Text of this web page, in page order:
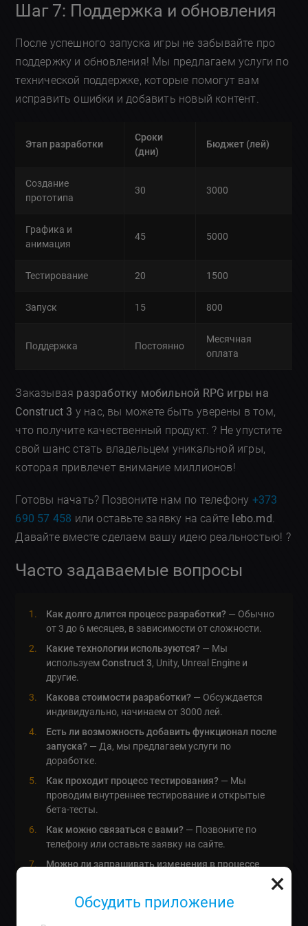
Шаг 7: Поддержка и обновления
После успешного запуска игры не забывайте про
поддержку и обновления! Мы предлагаем услуги по
технической поддержке, которые помогут вам
исправить ошибки и добавить новый контент.
Этап разработки
Сроки
(дни)
Бюджет (лей)
Создание
прототипа
30 3000
Графика и
анимация
45 5000
Тестирование 20 1500
Запуск 15 800
Поддержка Постоянно
Месячная
оплата
Заказывая разработку мобильной RPG игры на
Construct 3 у нас, вы можете быть уверены в том,
что получите качественный продукт. ? Не упустите
свой шанс стать владельцем уникальной игры,
которая привлечет внимание миллионов!
Готовы начать? Позвоните нам по телефону +373
690 57 458 или оставьте заявку на сайте lebo.md.
Давайте вместе сделаем вашу идею реальностью! ?
Часто задаваемые вопросы
Как долго длится процесс разработки? — Обычно
от 3 до 6 месяцев, в зависимости от сложности.
Какие технологии используются? — Мы
используемConstruct 3, Unity, Unreal Engine и
другие.
Какова стоимости разработки? — Обсуждается
индивидуально, начинаем от 3000 лей.
Есть ли возможность добавить функционал после
запуска? — Да, мы предлагаем услуги по
доработке.
Как проходит процесс тестирования? — Мы
проводим внутреннее тестирование и открытые
бета-тесты.
Как можно связаться с вами? — Позвоните по
телефону или оставьте заявку на сайте.
Можно ли запрашивать изменения в процессе
Как можно следить за процессом разработки?
×
Обсудить приложение